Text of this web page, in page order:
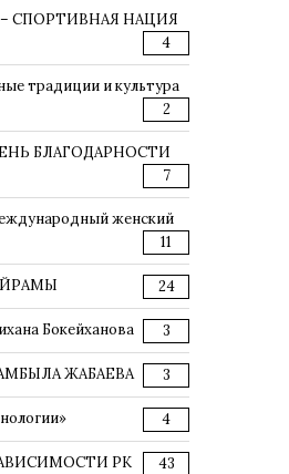
– СПОРТИВНАЯ НАЦИЯ
4
традиции и культура
2
БЛАГОДАРНОСТИ
7
женский
11
24
Бокейханова 3
ЖАБАЕВА 3
4
РК 43